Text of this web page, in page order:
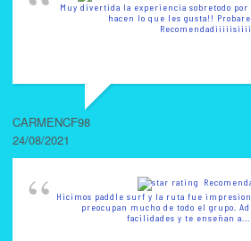
Muy divertida la experiencia sobretodo
hacen lo que les gusta!!
CARMENCF98
24/08/2021
Hicimos paddle surf y la ruta fue
preocupan mucho de todo el grupo.
facilidades y te enseñan a